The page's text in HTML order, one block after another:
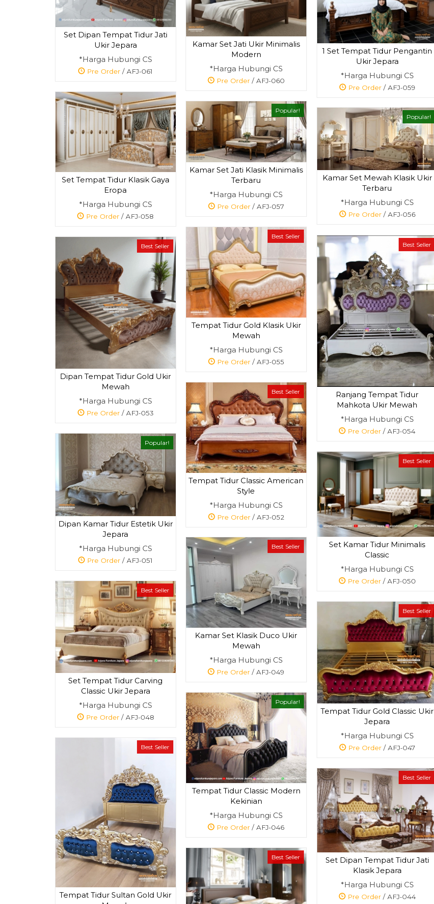
Set Dipan Tempat Tidur Jati
Ukir Jepara
*Harga Hubungi CS
Pre Order / AFJ-061
Kamar Set Jati Ukir Minimalis
Modern
*Harga Hubungi CS
Pre Order/ AFJ-060
1 Set Tempat Tidur Pengantin
Ukir Jepara
*Harga Hubungi CS
Pre Order/ AFJ-059
Set Tempat Tidur Klasik Gaya
Eropa
*Harga Hubungi CS
Pre Order / AFJ-058
Popular!
Kamar Set Jati Klasik Minimalis
Terbaru
*Harga Hubungi CS
Pre Order/ AFJ-057
Popular!
Kamar Set Mewah Klasik Ukir
Terbaru
*Harga Hubungi CS
Pre Order/ AFJ-056
Best Seller
Tempat Tidur Gold Klasik Ukir
Mewah
*Harga Hubungi CS
Pre Order/ AFJ-055
Best Seller
Ranjang Tempat Tidur
Mahkota Ukir Mewah
*Harga Hubungi CS
Pre Order / AFJ-054
Best Seller
Dipan Tempat Tidur Gold Ukir
Mewah
*Harga Hubungi CS
Pre Order/ AFJ-053
Best Seller
Tempat Tidur Classic American
Style
*Harga Hubungi CS
Pre Order/ AFJ-052
Popular!
Dipan Kamar Tidur Estetik Ukir
Jepara
*Harga Hubungi CS
Pre Order / AFJ-051
Best Seller
Set Kamar Tidur Minimalis
Classic
*Harga Hubungi CS
Pre Order/ AFJ-050
Best Seller
Kamar Set Klasik Duco Ukir
Mewah
*Harga Hubungi CS
Pre Order / AFJ-049
Best Seller
Set Tempat Tidur Carving
Classic Ukir Jepara
*Harga Hubungi CS
Pre Order/ AFJ-048
Best Seller
Tempat Tidur Gold Classic Ukir
Jepara
*Harga Hubungi CS
Pre Order/ AFJ-047
Popular!
Tempat Tidur Classic Modern
Kekinian
*Harga Hubungi CS
Pre Order / AFJ-046
Best Seller
Tempat Tidur Sultan Gold Ukir
Best Seller
Set Dipan Tempat Tidur Jati
Klasik Jepara
*Harga Hubungi CS
Pre Order/ AFJ-044
Best Seller